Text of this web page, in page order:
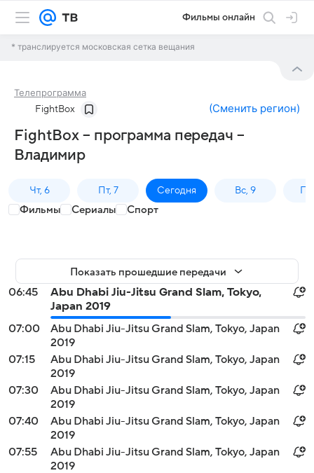
Фильмы онлайн
* транслируется московская сетка вещания
Телепрограмма
FightBox (Сменить регион)
FightBox – программа передач –
Владимир
Чт, 6 Пт, 7 Сегодня Вс, 9
Фильмы Сериалы Спорт
Показать прошедшие передачи
06:45
Abu Dhabi Jiu-Jitsu Grand Slam, Tokyo,
Japan 2019
07:00
Abu Dhabi Jiu-Jitsu Grand Slam, Tokyo, Japan
2019
07:15
Abu Dhabi Jiu-Jitsu Grand Slam, Tokyo, Japan
2019
07:30
Abu Dhabi Jiu-Jitsu Grand Slam, Tokyo, Japan
2019
07:40
Abu Dhabi Jiu-Jitsu Grand Slam, Tokyo, Japan
2019
07:55
Abu Dhabi Jiu-Jitsu Grand Slam, Tokyo, Japan
2019